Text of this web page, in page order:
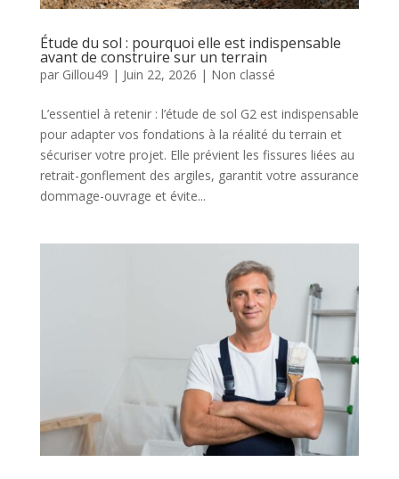
Étude du sol : pourquoi elle est indispensable
avant de construire sur un terrain
par Gillou49 | Juin 22, 2026 | Non classé
L’essentiel à retenir : l’étude de sol G2 est indispensable
pour adapter vos fondations à la réalité du terrain et
sécuriser votre projet. Elle prévient les fissures liées au
retrait-gonflement des argiles, garantit votre assurance
dommage-ouvrage et évite...